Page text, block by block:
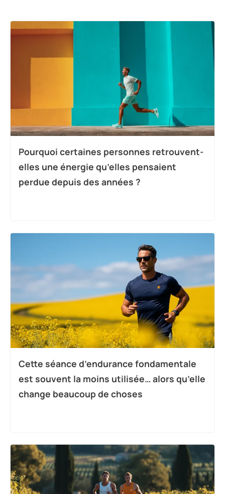
Pourquoi certaines personnes retrouvent-
elles une énergie qu’elles pensaient
perdue depuis des années ?
Cette séance d’endurance fondamentale
est souvent la moins utilisée… alors qu’elle
change beaucoup de choses